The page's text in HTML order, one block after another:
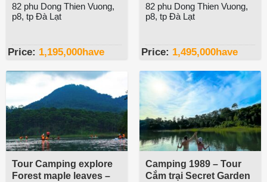
82 phu Dong Thien Vuong,
p8, tp Đà Lạt
Price: 1,195,000have
82 phu Dong Thien Vuong,
p8, tp Đà Lạt
Price: 1,495,000have
Tour Camping explore
Forest maple leaves –
Camping 1989 – Tour
Cắm trại Secret Garden